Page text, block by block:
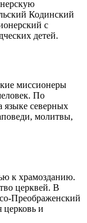
Кодинский
с
детей.
миссионеры
По
языке северных
молитвы,
к храмозданию.
церквей. В
Преображенский
церковь и